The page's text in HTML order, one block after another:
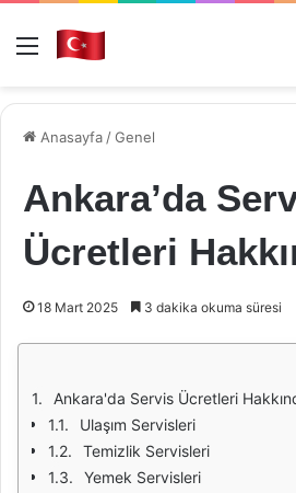
Menü
Anasayfa /Genel
Ankara’da
Ücretleri
18 Mart 2025 3 dakika okuma süresi
Ankara'da Servis Ücretleri
Ulaşım Servisleri
Temizlik Servisleri
Yemek Servisleri